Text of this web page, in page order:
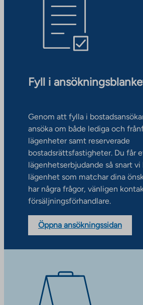
Fyll i
Genom att fylla i
ansöka om både lediga och
lägenheter samt reserverade
bostadsrättsfastigheter. Du får
lägenhetserbjudande så snart vi
lägenhet som matchar dina
har några frågor, vänligen
försäljningsförhandlare.
Öppna ansökningssidan